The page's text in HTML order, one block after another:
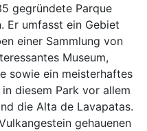
gegründete Parque
Er umfasst ein Gebiet
einer Sammlung von
Museum,
sowie ein meisterhaftes
diesem Park vor allem
die Alta de Lavapatas.
gehauenen